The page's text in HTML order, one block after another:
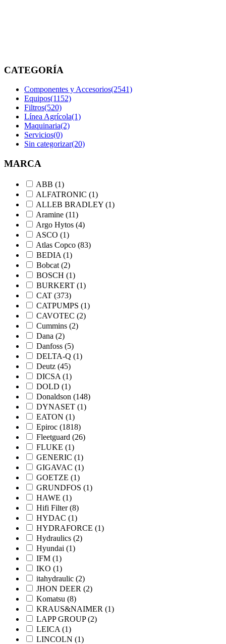
CATEGORÍA
Componentes y Accesorios(2541)
Equipos(1152)
Filtros(520)
Línea Agrícola(1)
Maquinaria(2)
Servicios(0)
Sin categorizar(20)
MARCA
ABB (1)
ALFATRONIC (1)
ALLEB BRADLEY (1)
Aramine (11)
Argo Hytos (4)
ASCO (1)
Atlas Copco (83)
BEDIA (1)
Bobcat (2)
BOSCH (1)
BURKERT (1)
CAT (373)
CATPUMPS (1)
CAVOTEC (2)
Cummins (2)
Dana (2)
Danfoss (5)
DELTA-Q (1)
Deutz (45)
DICSA (1)
DOLD (1)
Donaldson (148)
DYNASET (1)
EATON (1)
Epiroc (1818)
Fleetguard (26)
FLUKE (1)
GENERIC (1)
GIGAVAC (1)
GOETZE (1)
GRUNDFOS (1)
HAWE (1)
Hifi Filter(8)
HYDAC (1)
HYDRAFORCE (1)
Hydraulics (2)
Hyundai (1)
IFM (1)
IKO (1)
itahydraulic (2)
JHON DEER (2)
Komatsu (8)
KRAUS&NAIMER (1)
LAPP GROUP(2)
LEICA (1)
LINCOLN (1)